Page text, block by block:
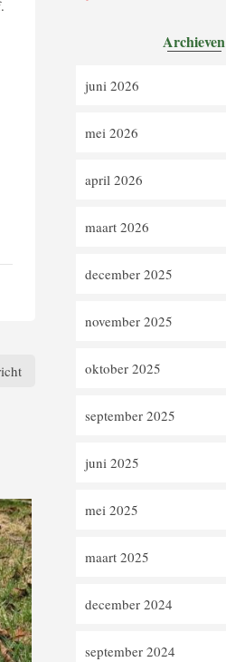
Archieven
juni 2026
mei 2026
april 2026
maart 2026
december 2025
november 2025
oktober 2025
september 2025
juni 2025
mei 2025
maart 2025
december 2024
september 2024